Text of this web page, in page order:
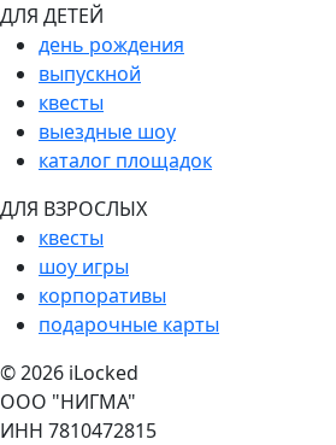
ДЛЯ ДЕТЕЙ
день рождения
выпускной
квесты
выездные шоу
каталог площадок
ДЛЯ ВЗРОСЛЫХ
квесты
шоу игры
корпоративы
подарочные карты
© 2026 iLocked
ООО "НИГМА"
ИНН 7810472815